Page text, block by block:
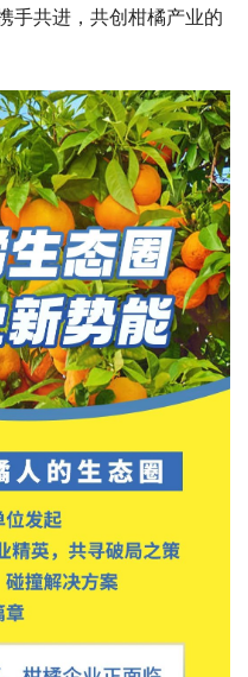
手共进，共创柑橘产业的